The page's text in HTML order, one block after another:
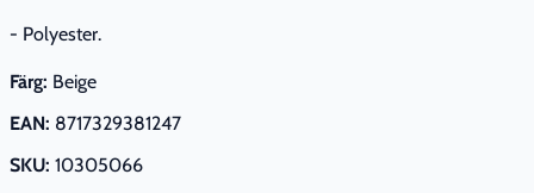
- Polyester.
Färg: Beige
EAN: 8717329381247
SKU: 10305066